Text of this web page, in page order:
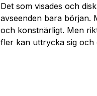
Det som visades och
avseenden bara början.
och konstnärligt. Men
fler kan uttrycka sig och